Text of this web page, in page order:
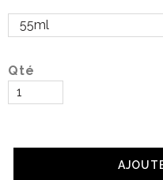
Qté